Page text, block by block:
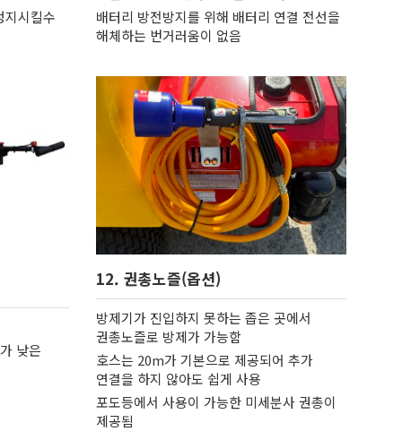
지시킬수
배터리 방전방지를 위해 배터리 연결 전선을
해체하는 번거러움이 없음
낮은
12. 권총노즐(옵션)
방제기가 진입하지 못하는 좁은 곳에서
권총노즐로 방제가 가능함
호스는 20m가 기본으로 제공되어 추가
연결을 하지 않아도 쉽게 사용
포도등에서 사용이 가능한 미세분사 권총이
제공됨